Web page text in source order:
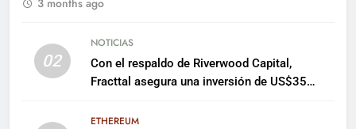
02
NOTICIAS
Con el respaldo de Riverwood Capital,
Fracttal asegura una inversión de US$35
ETHEREUM